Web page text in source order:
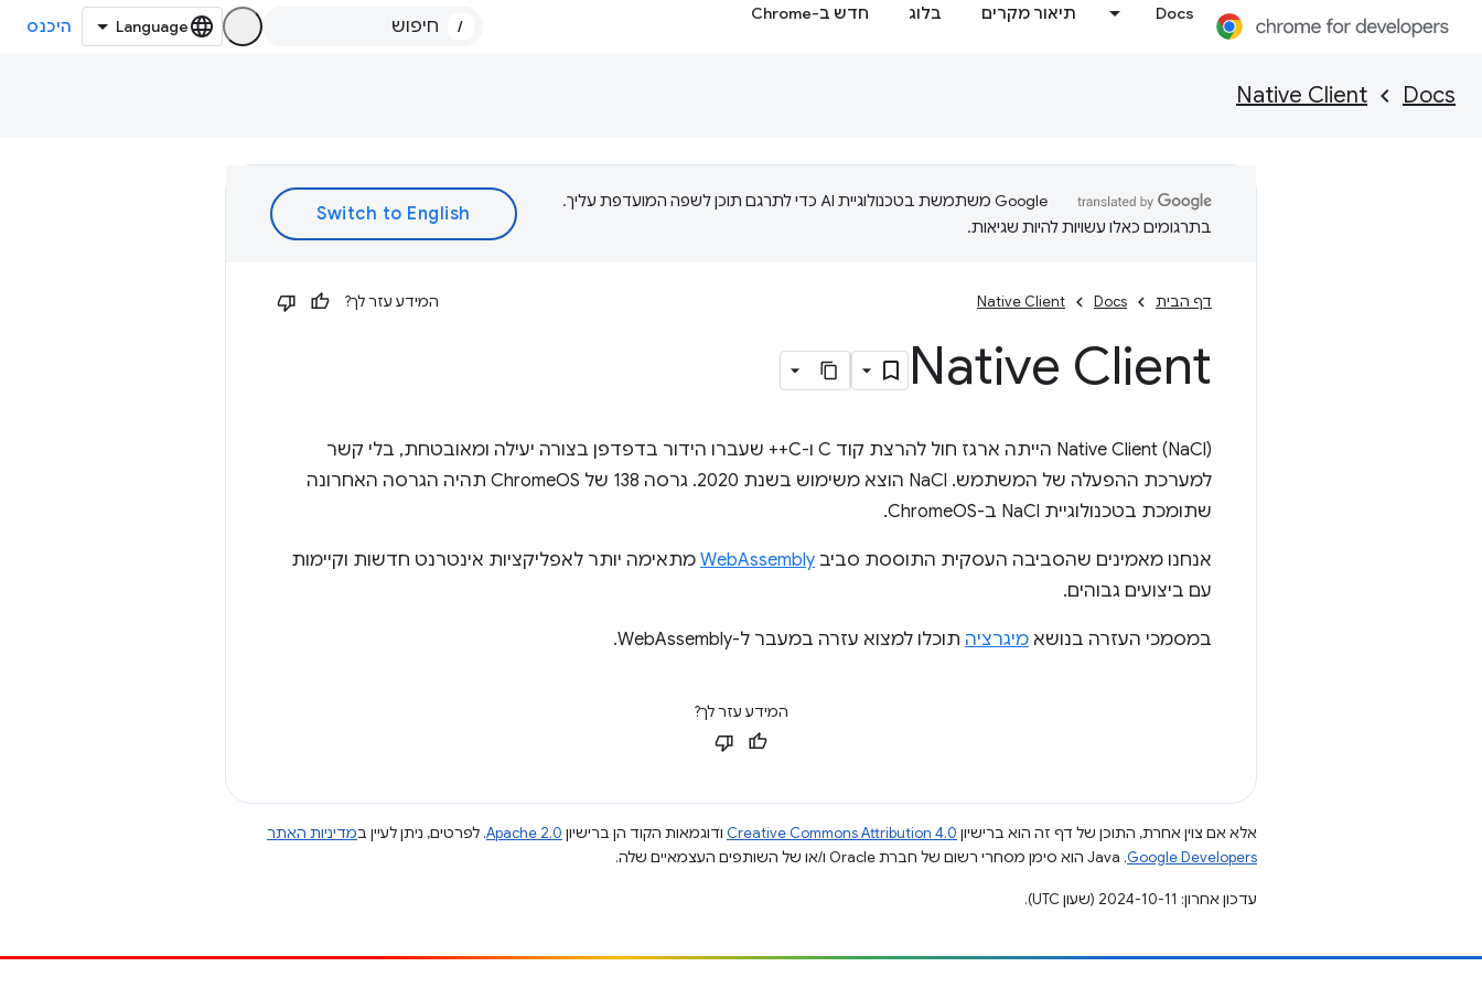
Docs תיאור מקרים בלוג חדש ב-Chrome
/ היכנס
Docs
Native Client
‫Google משתמשת בטכנולוגיית AI כדי לתרגם תוכן לשפה המועדפת עליך.
בתרגומים כאלו עשויות להיות שגיאות.
דף הבית Docs
Native Client המידע עזר לך?
Native Client
Native Client (NaCl) הייתה ארגז חול להרצת קוד C ו-C++ שעברו הידור בדפדפן בצורה יעילה ומאובטחת, בלי קשר
למערכת ההפעלה של המשתמש. NaCl הוצא משימוש בשנת 2020. גרסה 138 של ChromeOS תהיה הגרסה האחרונה
שתומכת בטכנולוגיית NaCl ב-ChromeOS.
אנחנו מאמינים שהסביבה העסקית התוססת סביב WebAssembly מתאימה יותר לאפליקציות אינטרנט חדשות וקיימות
עם ביצועים גבוהים.
במסמכי העזרה בנושא מיגרציה תוכלו למצוא עזרה במעבר ל-WebAssembly.
המידע עזר לך?
אלא אם צוין אחרת, התוכן של דף זה הוא ברישיון Creative Commons Attribution 4.0 ודוגמאות הקוד הן ברישיון Apache 2.0. לפרטים, ניתן לעיין במדיניות האתר
Google Developers‏.‏ Java הוא סימן מסחרי רשום של חברת Oracle ו/או של השותפים העצמאיים שלה.
עדכון אחרון: 2024-10-11 (שעון UTC).